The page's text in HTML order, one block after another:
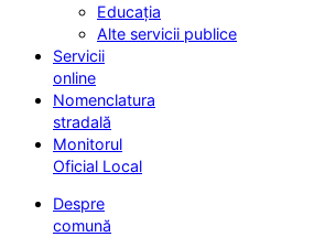
Educația
Alte servicii publice
Servicii
online
Nomenclatura
stradală
Monitorul
Oficial Local
Despre
comună